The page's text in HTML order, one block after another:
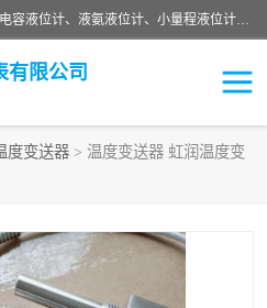
河南福瑞德仪表有限公司是生产销售电容液位计、液氨液位计、小量程液位计定制、智能锅炉水位计、液氮液位计等；并在产品开发、研制的过程中，吸取国内外仪器仪表的技术精华，建立了一支高、精、尖的科研开发队伍，使产品性能不断升级。
有限公司
度变送器 > 温度变送器 虹润温度变
流量传感器
液氮液位计